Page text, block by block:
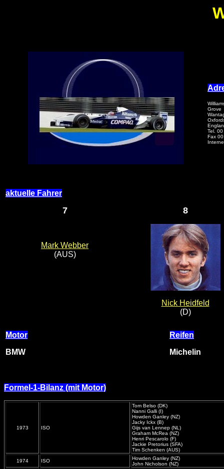
Grove
Tel.
Fax
aktuelle Fahrer
7
Mark Webber
(AUS)
8
Nick Heidfeld
(D)
Motor
BMW
Reifen
Michelin
Formel-1-Bilanz (mit Motor)
1973 ISO
Tom Belso (DK)
Nanni Galli (I)
Howden Ganley (NZ)
Jacky Ickx (B)
Gijs van Lennep (NL)
Graham McRea (NZ)
Henri Pescarolo (F)
Jackie Pretorius (SFA)
Tim Schenken (AUS)
1974
ISO
Howden Ganley (NZ)
John Nicholson (NZ)